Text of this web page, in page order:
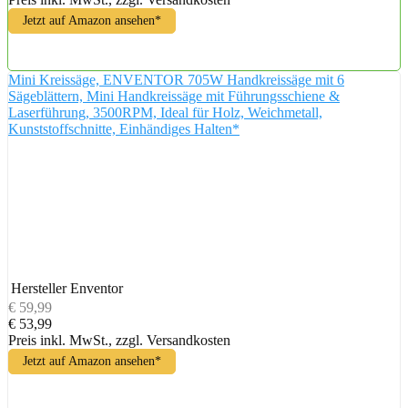
Jetzt auf Amazon ansehen*
Mini Kreissäge, ENVENTOR 705W Handkreissäge mit 6
Sägeblättern, Mini Handkreissäge mit Führungsschiene &
Laserführung, 3500RPM, Ideal für Holz, Weichmetall,
Kunststoffschnitte, Einhändiges Halten*
Hersteller Enventor
€ 59,99
€ 53,99
Preis inkl. MwSt., zzgl. Versandkosten
Jetzt auf Amazon ansehen*